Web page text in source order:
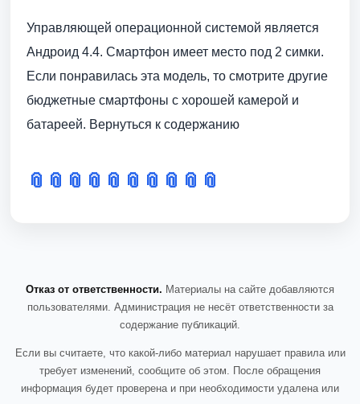
Управляющей операционной системой является
Андроид 4.4. Смартфон имеет место под 2 симки.
Если понравилась эта модель, то смотрите другие
бюджетные смартфоны с хорошей камерой и
батареей. Вернуться к содержанию
📎 📎 📎 📎 📎 📎 📎 📎 📎 📎
Отказ от ответственности. Материалы на сайте добавляются
пользователями. Администрация не несёт ответственности за
содержание публикаций.
Если вы считаете, что какой-либо материал нарушает правила или
требует изменений, сообщите об этом. После обращения
информация будет проверена и при необходимости удалена или